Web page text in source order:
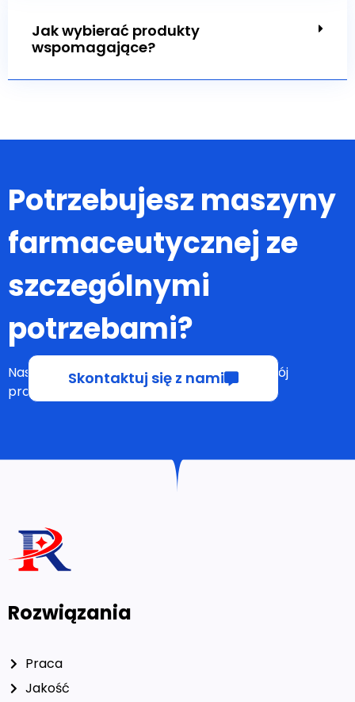
Jak wybierać produkty
wspomagające?
Potrzebujesz maszyny
farmaceutycznej ze
szczególnymi
potrzebami?
Nasi doświadczeni inżynierowie rozwiążą Twój
problem!
Skontaktuj się z nami
Rozwiązania
Praca
Jakość